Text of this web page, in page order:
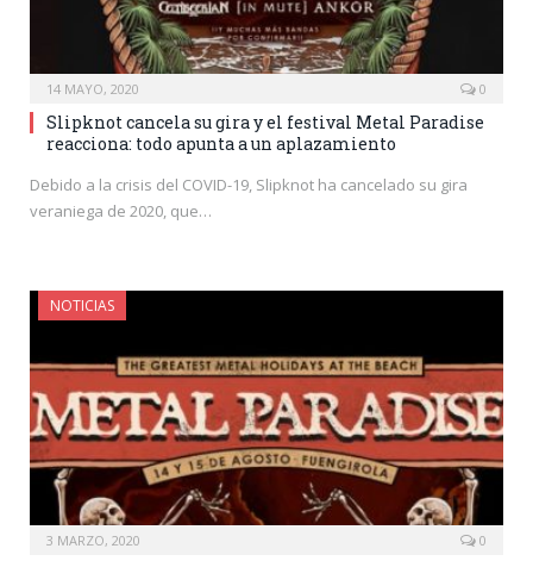
14 MAYO, 2020 0
Slipknot cancela su gira y el festival Metal Paradise
reacciona: todo apunta a un aplazamiento
Debido a la crisis del COVID-19, Slipknot ha cancelado su gira
veraniega de 2020, que…
NOTICIAS
3 MARZO, 2020 0